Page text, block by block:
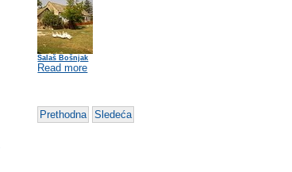
Salaš Bošnjak
Read more
Prethodna Sledeća